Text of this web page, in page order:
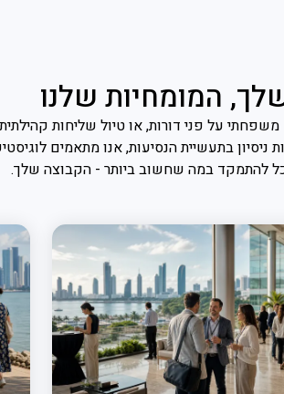
המומחיות שלנו
מבוססים בפנמה סיטי עם 15+ שנות ניסיון בתעשיית הנסיעות, אנו
להתמקד במה שחשוב ביותר - הקבוצה שלך.